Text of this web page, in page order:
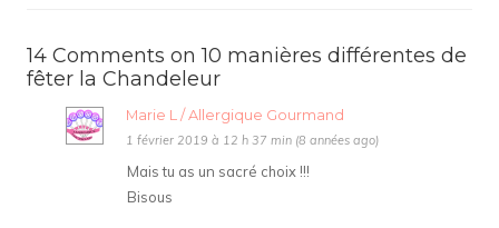
14 Comments on 10 manières différentes de
fêter la Chandeleur
Marie L / Allergique Gourmand
1 février 2019 à 12 h 37 min (8 années ago)
Mais tu as un sacré choix !!!
Bisous